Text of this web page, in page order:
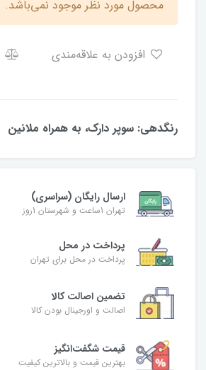
محصول مورد نظر موجود نمی‌باشد.
رنگدهی: سوپر دارک، به همراه ملانین
ارسال رایگان (سراسری)
تهران 1ساعت و شهرستان 1روز
پرداخت در محل
پرداخت در محل برای تهران
تضمین اصالت کالا
اصالت و اورجینال بودن کالا
قیمت شگفت‌انگیز
بهترین قیمت و بالاترین کیفیت